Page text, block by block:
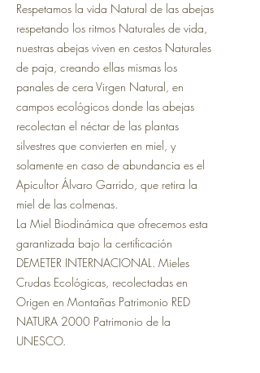
Respetamos la vida Natural de las abejas
respetando los ritmos Naturales de vida,
nuestras abejas viven en cestos Naturales
de paja, creando ellas mismas los
panales de cera Virgen Natural, en
campos ecológicos donde las abejas
recolectan el néctar de las plantas
silvestres que convierten en miel, y
solamente en caso de abundancia es el
Apicultor Álvaro Garrido, que retira la
miel de las colmenas.
La Miel Biodinámica que ofrecemos esta
garantizada bajo la certificación
DEMETER INTERNACIONAL. Mieles
Crudas Ecológicas, recolectadas en
Origen en Montañas Patrimonio RED
NATURA 2000 Patrimonio de la
UNESCO.